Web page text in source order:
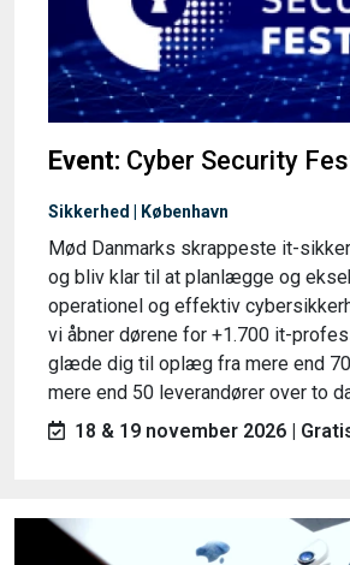
Event: Cyber Security
Sikkerhed | København
Mød Danmarks skrappeste it-
og bliv klar til at planlægge og
operationel og effektiv
vi åbner dørene for +1.700 it-
glæde dig til oplæg fra mere end
mere end 50 leverandører over to
18 & 19 november 2026 |